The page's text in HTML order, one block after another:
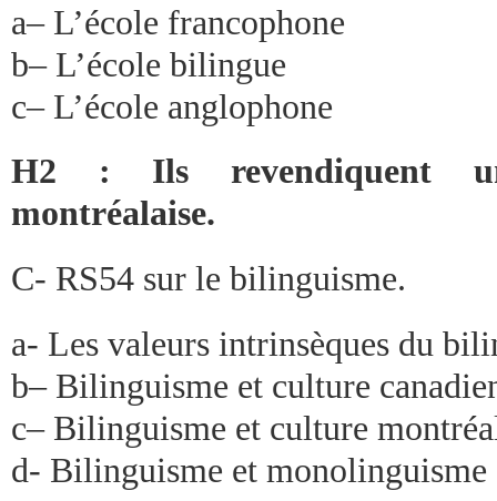
a– L’école francophone
b– L’école bilingue
c– L’école anglophone
H2 : Ils revendiquent
montréalaise.
C- RS54 sur le bilinguisme.
a- Les valeurs intrinsèques du
b– Bilinguisme et culture
c– Bilinguisme et culture
d- Bilinguisme et monolinguisme